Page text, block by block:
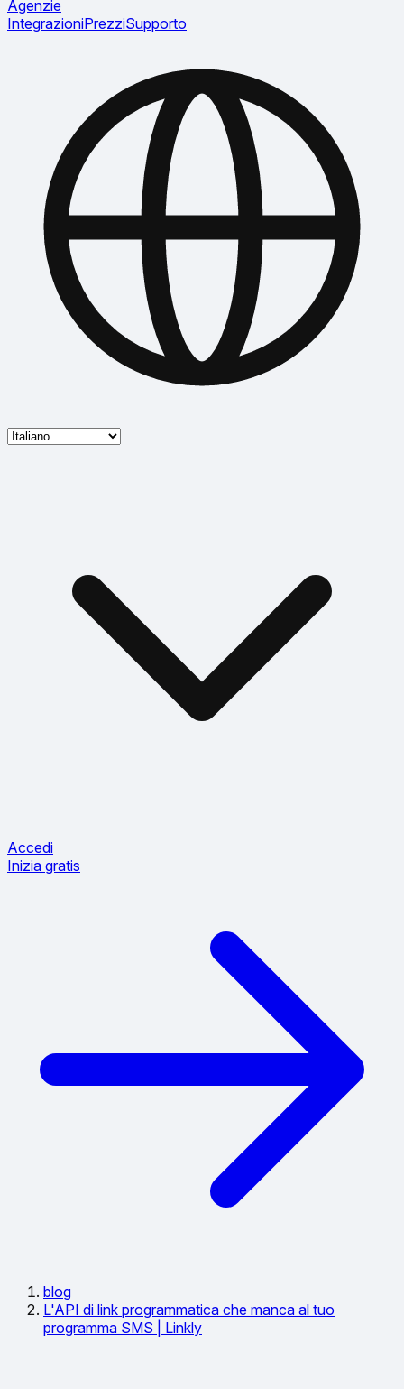
Agenzie
IntegrazioniPrezziSupporto
Accedi
Inizia gratis
blog
L'API di link programmatica che manca al tuo
programma SMS | Linkly